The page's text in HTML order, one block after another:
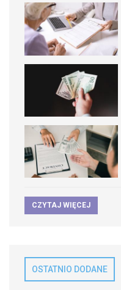
CZYTAJ WIĘCEJ
OSTATNIO DODANE